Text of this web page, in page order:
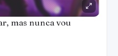
mas nunca vou